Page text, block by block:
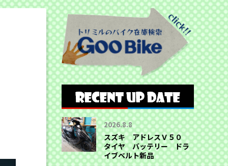
2026.8.8
スズキ アドレスＶ５０
タイヤ バッテリー ドラ
イブベルト新品